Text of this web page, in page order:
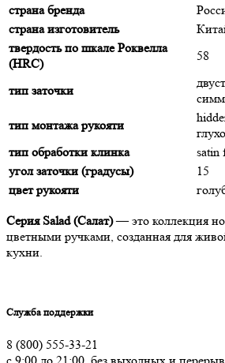
страна бренда
страна изготовитель
твердость по шкале Роквелла
(HRC)
58
тип заточки
тип монтажа рукояти
тип обработки клинка
satin
угол заточки (градусы)
15
цвет рукояти
Серия Salad (Салат)— это коллекция
цветными ручками, созданная для
кухни.
Служба поддержки
8 (800) 555-33-21
с 9:00 до 21:00, без выходных и